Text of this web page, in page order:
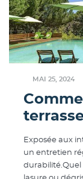
MAI 25, 2024
Exposée aux
un entretien
durabilité.Quel